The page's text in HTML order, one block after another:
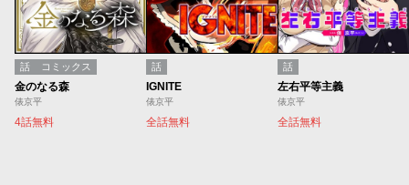
話 コミックス
金のなる森
俵京平
4話無料
話
IGNITE
俵京平
全話無料
話
左右平等主義
俵京平
全話無料